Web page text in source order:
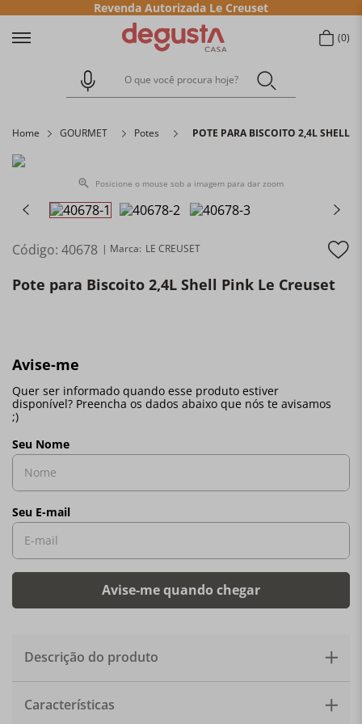
Revenda Autorizada Le Creuset
0
O que você procura hoje?
Home GOURMET Potes POTE PARA BISCOITO 2,4L SHELL
Posicione o mouse sob a imagem para dar zoom
Código: 40678 LE CREUSET
Pote para Biscoito 2,4L Shell Pink Le Creuset
Descrição do produto
O Pote de Biscoito Le Creuset mantém o alimento
crocante e delicioso por mais tempo! De tamanho
Características